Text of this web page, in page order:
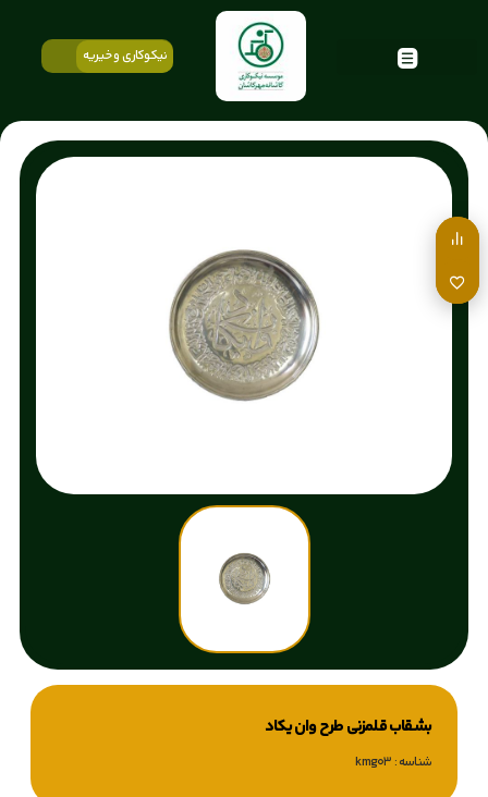
نیکوکاری و خیریه
بشقاب قلمزنی طرح وان‌ یکاد
شناسه : kmg03